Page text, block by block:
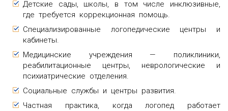
Детские сады, школы, в том числе инклюзивные,
где требуется коррекционная помощь.
Специализированные логопедические центры и
кабинеты.
Медицинские учреждения — поликлиники,
реабилитационные центры, неврологические и
психиатрические отделения.
Социальные службы и центры развития.
Частная практика, когда логопед работает